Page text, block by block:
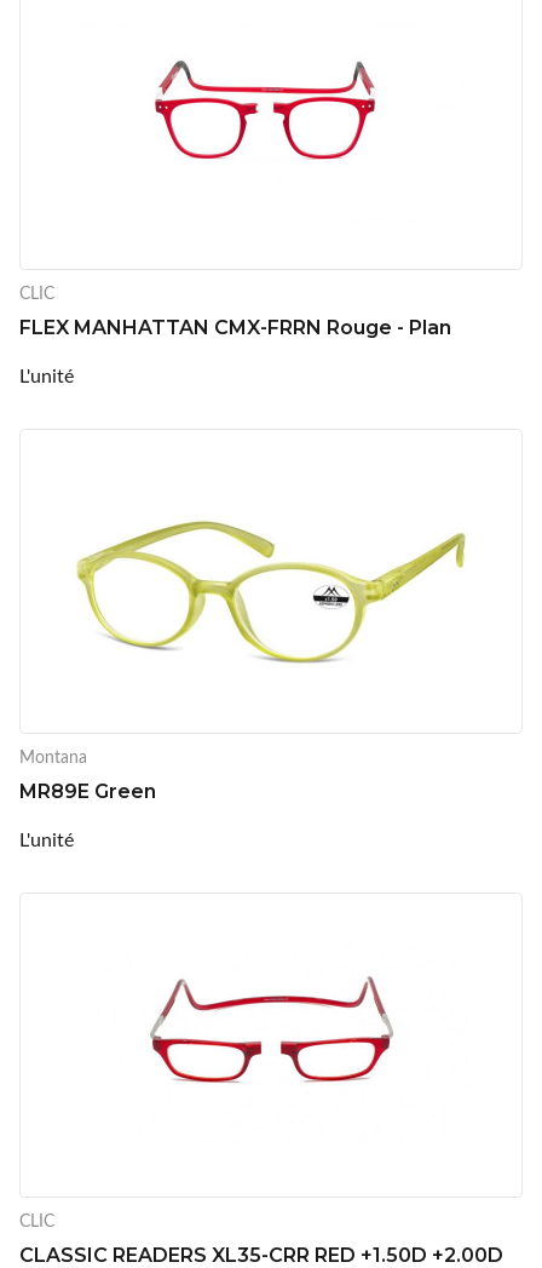
CLIC
FLEX MANHATTAN CMX-FRRN Rouge - Plan
L'unité
Montana
MR89E Green
L'unité
CLIC
CLASSIC READERS XL35-CRR RED +1.50D +2.00D